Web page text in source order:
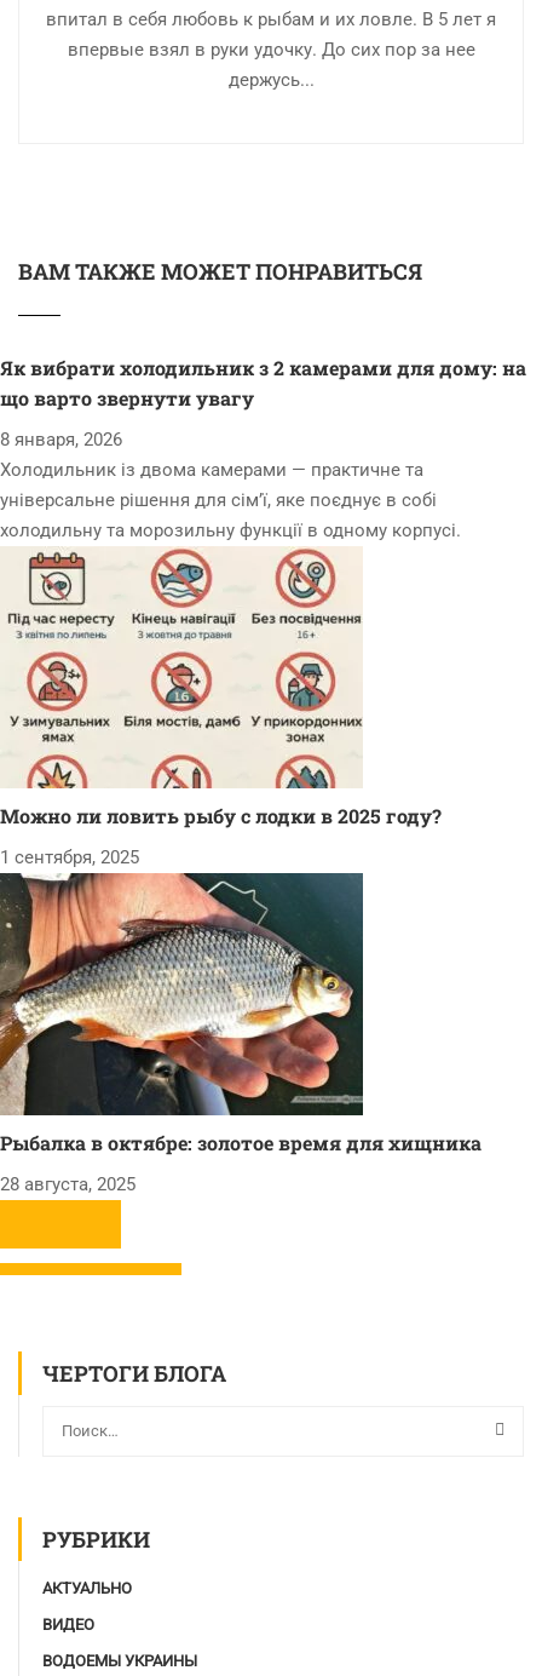
впитал в себя любовь к рыбам и их ловле. В 5 лет я
впервые взял в руки удочку. До сих пор за нее
держусь...
ВАМ ТАКЖЕ МОЖЕТ ПОНРАВИТЬСЯ
Як вибрати холодильник з 2 камерами для дому: на
що варто звернути увагу
8 января, 2026
Холодильник із двома камерами — практичне та
універсальне рішення для сім’ї, яке поєднує в собі
холодильну та морозильну функції в одному корпусі.
Можно ли ловить рыбу с лодки в 2025 году?
1 сентября, 2025
Рыбалка в октябре: золотое время для хищника
28 августа, 2025
ЧЕРТОГИ БЛОГА
РУБРИКИ
АКТУАЛЬНО
ВИДЕО
ВОДОЕМЫ УКРАИНЫ